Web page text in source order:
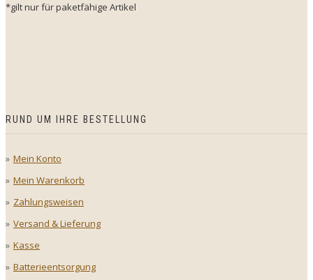
*gilt nur für paketfähige Artikel
RUND UM IHRE BESTELLUNG
Mein Konto
Mein Warenkorb
Zahlungsweisen
Versand & Lieferung
Kasse
Batterieentsorgung